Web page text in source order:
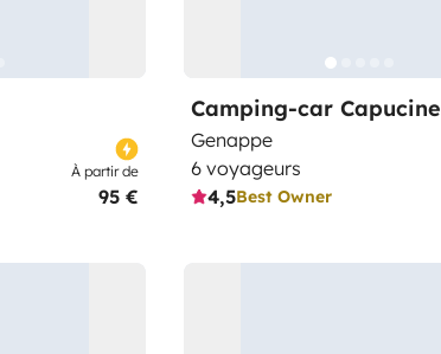
À partir de
95 €
Camping-car Capucine
Genappe
6 voyageurs
4,5Best Owner